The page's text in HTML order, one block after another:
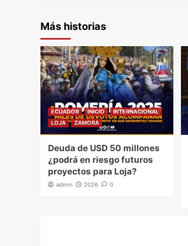
Más historias
ECUADOR INICIO
INTERNACIONAL
LOJA
ZAMORA
Deuda de USD 50 millones
¿podrá en riesgo futuros
proyectos para Loja?
admin 2026 0